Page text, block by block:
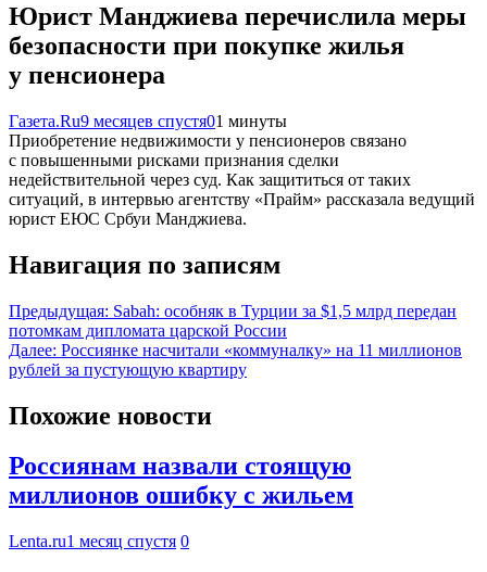
Юрист Манджиева перечислила меры
безопасности при покупке жилья
у пенсионера
Газета.Ru9 месяцев спустя01 минуты
Приобретение недвижимости у пенсионеров связано
с повышенными рисками признания сделки
недействительной через суд. Как защититься от таких
ситуаций, в интервью агентству «Прайм» рассказала ведущий
юрист ЕЮС Србуи Манджиева.
Навигация по записям
Предыдущая: Sabah: особняк в Турции за $1,5 млрд передан
потомкам дипломата царской России
Далее: Россиянке насчитали «коммуналку» на 11 миллионов
рублей за пустующую квартиру
Похожие новости
Россиянам назвали стоящую
миллионов ошибку с жильем
Lenta.ru1 месяц спустя 0